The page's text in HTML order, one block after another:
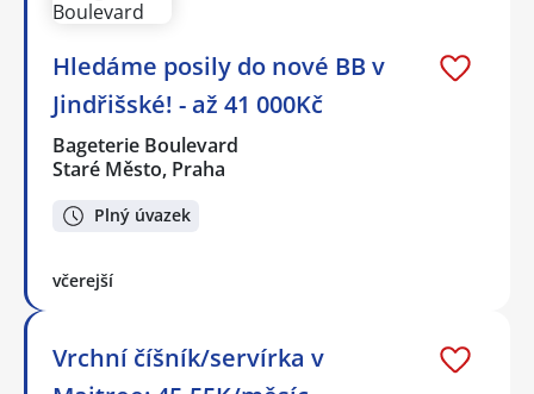
Hledáme posily do nové BB v
Jindřišské! - až 41 000Kč
Bageterie Boulevard
Staré Město, Praha
Plný úvazek
včerejší
Vrchní číšník/servírka v